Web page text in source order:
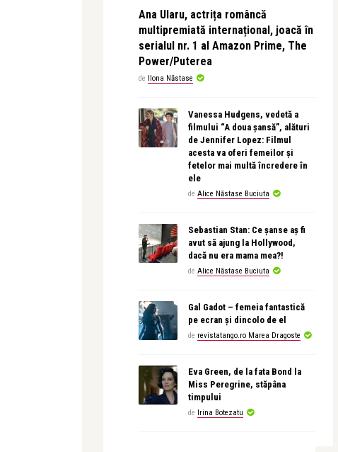
Ana Ularu, actrița româncă
multipremiată internațional, joacă în
serialul nr. 1 al Amazon Prime, The
Power/Puterea
de Ilona Năstase
Vanessa Hudgens, vedetă a
filmului “A doua șansă”, alături
de Jennifer Lopez: Filmul
acesta va oferi femeilor și
fetelor mai multă încredere în
ele
de Alice Năstase Buciuta
Sebastian Stan: Ce șanse aș fi
avut să ajung la Hollywood,
dacă nu era mama mea?!
de Alice Năstase Buciuta
Gal Gadot – femeia fantastică
pe ecran și dincolo de el
de revistatango.ro Marea Dragoste
Eva Green, de la fata Bond la
Miss Peregrine, stăpâna
timpului
de Irina Botezatu